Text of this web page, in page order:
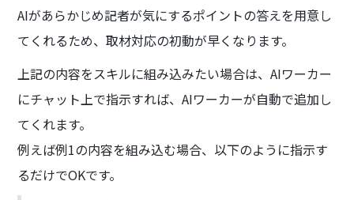
AIがあらかじめ記者が気にするポイントの答えを用意し
てくれるため、取材対応の初動が早くなります。
上記の内容をスキルに組み込みたい場合は、AIワーカー
にチャット上で指示すれば、AIワーカーが自動で追加し
てくれます。
例えば例1の内容を組み込む場合、以下のように指示す
るだけでOKです。